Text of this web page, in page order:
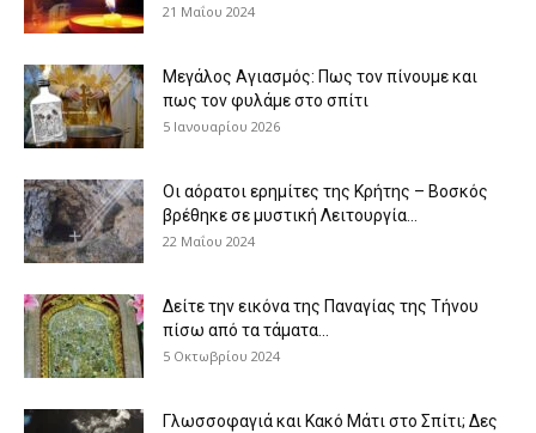
21 Μαΐου 2024
Μεγάλος Αγιασμός: Πως τον πίνουμε και
πως τον φυλάμε στο σπίτι
5 Ιανουαρίου 2026
Οι αόρατοι ερημίτες της Κρήτης – Βοσκός
βρέθηκε σε μυστική Λειτουργία...
22 Μαΐου 2024
Δείτε την εικόνα της Παναγίας της Τήνου
πίσω από τα τάματα...
5 Οκτωβρίου 2024
Γλωσσοφαγιά και Κακό Μάτι στο Σπίτι; Δες